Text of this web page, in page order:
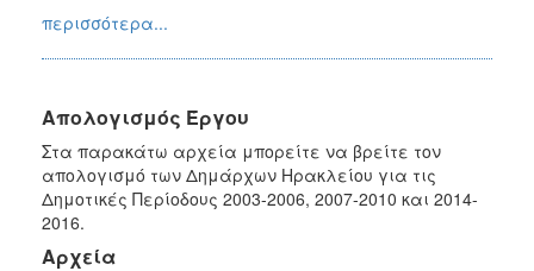
ΤΟΠΟΣ
ΑΝΘΕΚΤΙΚΗ
ΠΟΛΗ
περισσότερα...
Απολογισμός Έργου
Στα παρακάτω αρχεία μπορείτε να βρείτε τον
απολογισμό των Δημάρχων Ηρακλείου για τις
Δημοτικές Περίοδους 2003-2006, 2007-2010 και 2014-
2016.
Αρχεία